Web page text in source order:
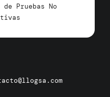
Pruebas No